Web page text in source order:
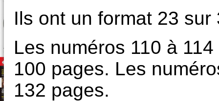
Ils ont un format 23 sur
Les numéros 110 à
100 pages. Les
132 pages.